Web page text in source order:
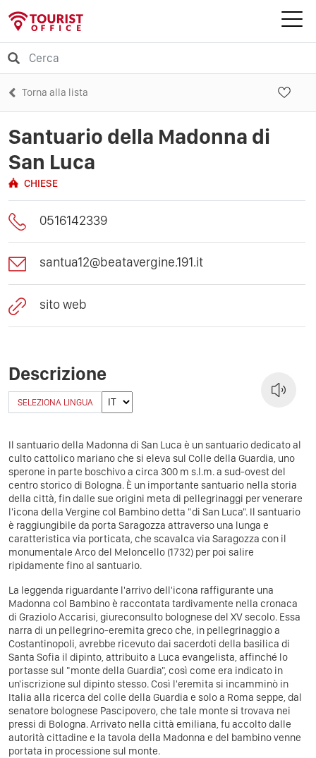
Torna alla lista
Santuario della Madonna di
San Luca
CHIESE
0516142339
santua12@beatavergine.191.it
sito web
Descrizione
SELEZIONA LINGUA
Il santuario della Madonna di San Luca è un santuario dedicato al
culto cattolico mariano che si eleva sul Colle della Guardia, uno
sperone in parte boschivo a circa 300 m s.l.m. a sud-ovest del
centro storico di Bologna. È un importante santuario nella storia
della città, fin dalle sue origini meta di pellegrinaggi per venerare
l'icona della Vergine col Bambino detta "di San Luca". Il santuario
è raggiungibile da porta Saragozza attraverso una lunga e
caratteristica via porticata, che scavalca via Saragozza con il
monumentale Arco del Meloncello (1732) per poi salire
ripidamente fino al santuario.
La leggenda riguardante l'arrivo dell'icona raffigurante una
Madonna col Bambino è raccontata tardivamente nella cronaca
di Graziolo Accarisi, giureconsulto bolognese del XV secolo. Essa
narra di un pellegrino-eremita greco che, in pellegrinaggio a
Costantinopoli, avrebbe ricevuto dai sacerdoti della basilica di
Santa Sofia il dipinto, attribuito a Luca evangelista, affinché lo
portasse sul "monte della Guardia", così come era indicato in
un'iscrizione sul dipinto stesso. Così l'eremita si incamminò in
Italia alla ricerca del colle della Guardia e solo a Roma seppe, dal
senatore bolognese Pascipovero, che tale monte si trovava nei
pressi di Bologna. Arrivato nella città emiliana, fu accolto dalle
autorità cittadine e la tavola della Madonna e del bambino venne
portata in processione sul monte.